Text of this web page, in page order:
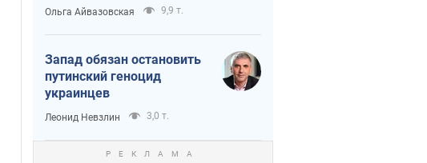
Ольга Айвазовская 9,9 т.
Запад обязан остановить
путинский геноцид
украинцев
Леонид Невзлин 3,0 т.